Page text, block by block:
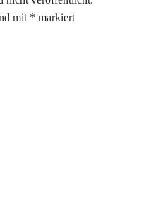
mit * markiert